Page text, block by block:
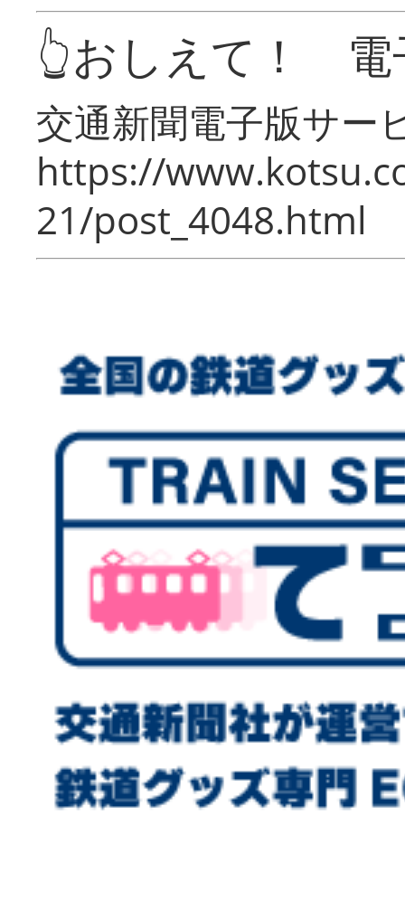
👆おしえて！ 電
交通新聞電子版サー
https://
21/post_4048.html